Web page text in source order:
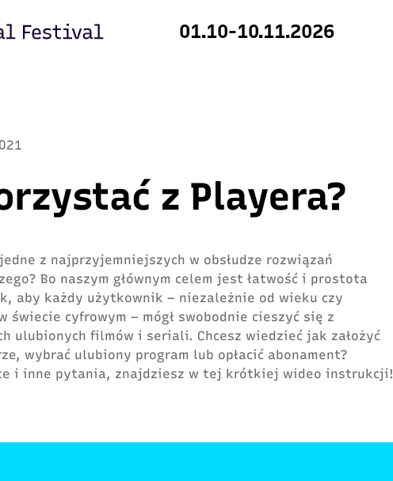
01.10-10.11.2026
z Playera?
z najprzyjemniejszych w obsłudze rozwiązań
Bo naszym głównym celem jest łatwość i prostota
aby każdy użytkownik – niezależnie od wieku czy
świecie cyfrowym – mógł swobodnie cieszyć się z
ulubionych filmów i seriali. Chcesz wiedzieć jak założyć
wybrać ulubiony program lub opłacić abonament?
i inne pytania, znajdziesz w tej krótkiej wideo instrukcji!